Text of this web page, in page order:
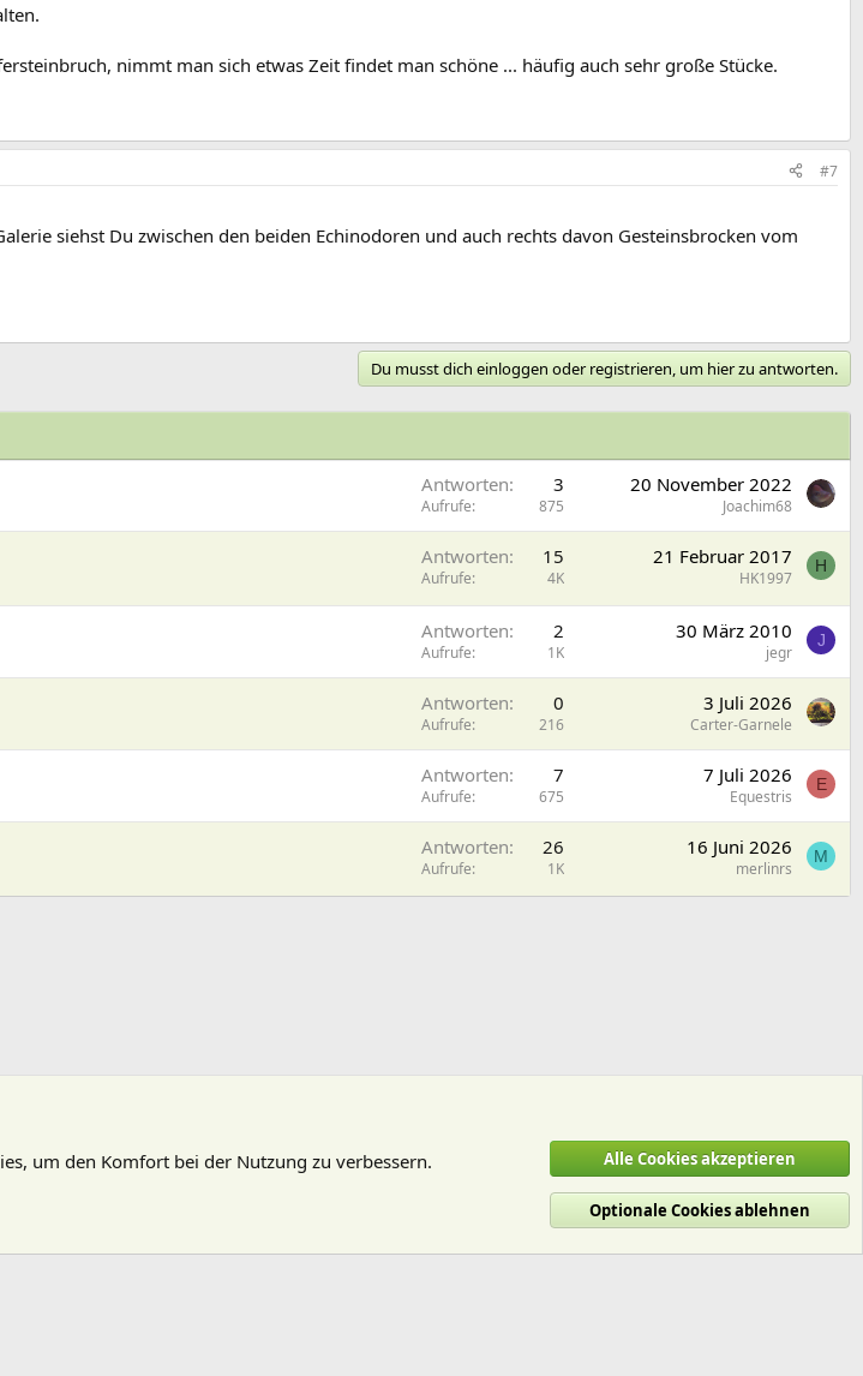
nimmt man sich etwas Zeit findet man schöne ... häufig auch sehr große Stücke.
#7
siehst Du zwischen den beiden Echinodoren und auch rechts davon Gesteinsbrocken vom
Du musst dich einloggen oder registrieren, um hier zu antworten.
Antworten 3
Aufrufe 875
20 November 2022
Joachim68
Antworten 15
Aufrufe 4K
21 Februar 2017
HK1997
H
Antworten 2
Aufrufe 1K
30 März 2010
jegr
J
Antworten 0
Aufrufe 216
3 Juli 2026
Carter-Garnele
Antworten 7
Aufrufe 675
7 Juli 2026
Equestris
E
Antworten 26
Aufrufe 1K
16 Juni 2026
merlinrs
M
Datenschutz Hilfe und Impressum Start
R
um den Komfort bei der Nutzung zu verbessern.
Alle Cookies akzeptieren
Optionale Cookies ablehnen